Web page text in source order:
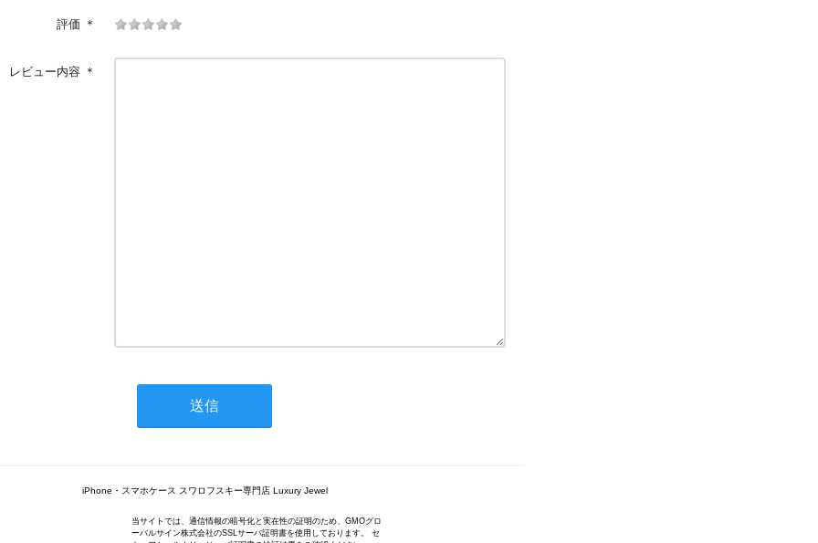
評価 ＊
レビュー内容 ＊
iPhone・スマホケース スワロフスキー専門店 Luxury Jewel
当サイトでは、通信情報の暗号化と実在性の証明のため、GMOグロ
ーバルサイン株式会社のSSLサーバ証明書を使用しております。 セ